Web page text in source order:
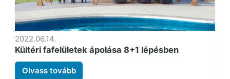
2022.06.14.
Kültéri fafelületek ápolása 8+1 lépésben
Olvass tovább